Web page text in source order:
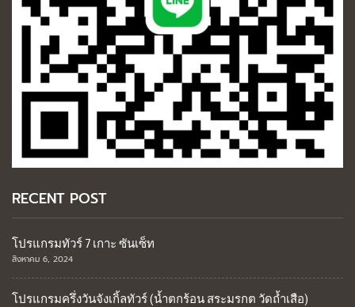
RECENT POST
โปรแกรมทัวร์ 7 เกาะ ซันเซ็ท
สิงหาคม 6, 2024
โปรแกรมครึ่งวันจังเกิ้ลทัวร์ (น้ำตกร้อน สระมรกต วัดถ้ำเสือ)